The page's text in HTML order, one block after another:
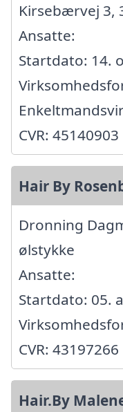
Kirsebærvej 3,
Ansatte:
Startdato: 14.
CVR: 45140903
Hair By
Dronning
ølstykke
Ansatte:
Startdato: 05.
CVR: 43197266
Hair.By